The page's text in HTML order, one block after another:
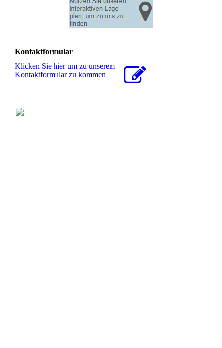
Kontaktformular
Klicken Sie hier um zu unserem
Kon­takt­for­mu­lar zu kommen